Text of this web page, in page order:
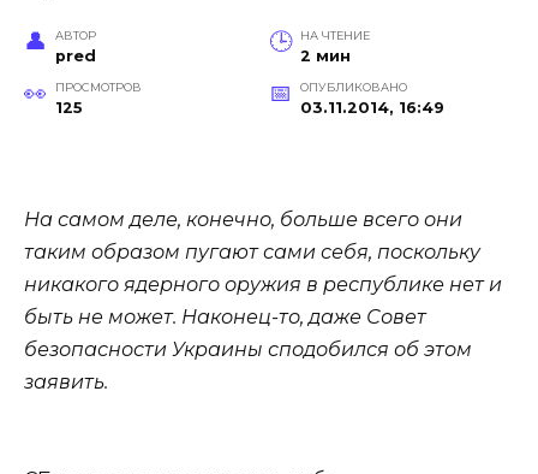
АВТОР
pred
НА ЧТЕНИЕ
2 мин
ПРОСМОТРОВ
125
ОПУБЛИКОВАНО
03.11.2014, 16:49
На самом деле, конечно, больше всего они
таким образом пугают сами себя, поскольку
никакого ядерного оружия в республике нет и
быть не может. Наконец-то, даже Совет
безопасности Украины сподобился об этом
заявить.